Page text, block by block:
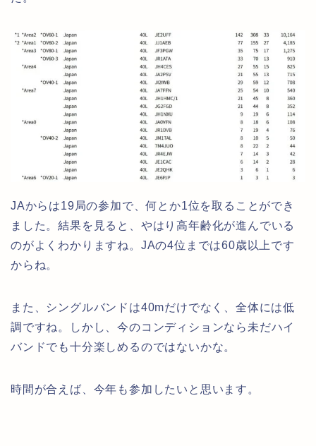
JAからは19局の参加で、何とか1位を取ることができ
ました。結果を見ると、やはり高年齢化が進んでいる
のがよくわかりますね。JAの4位までは60歳以上です
からね。
また、シングルバンドは40mだけでなく、全体には低
調ですね。しかし、今のコンディションなら未だハイ
バンドでも十分楽しめるのではないかな。
時間が合えば、今年も参加したいと思います。